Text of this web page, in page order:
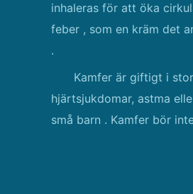
inhaleras för att öka
feber , som en kräm det
.
Kamfer är giftigt i
hjärtsjukdomar, astma
små barn . Kamfer bör